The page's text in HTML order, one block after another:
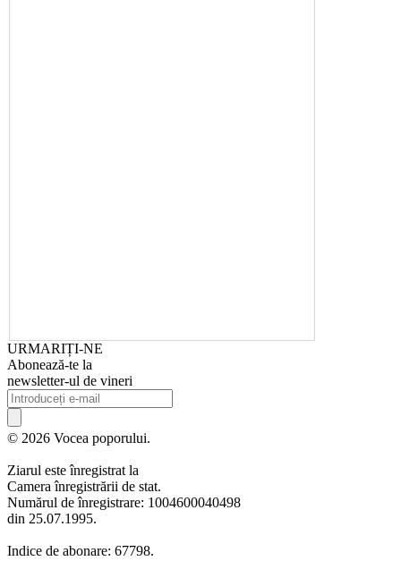
URMARIȚI-NE
Abonează-te la
newsletter-ul de vineri
© 2026 Vocea poporului.
Ziarul este înregistrat la
Camera înregistrării de stat.
Numărul de înregistrare: 1004600040498
din 25.07.1995.
Indice de abonare: 67798.